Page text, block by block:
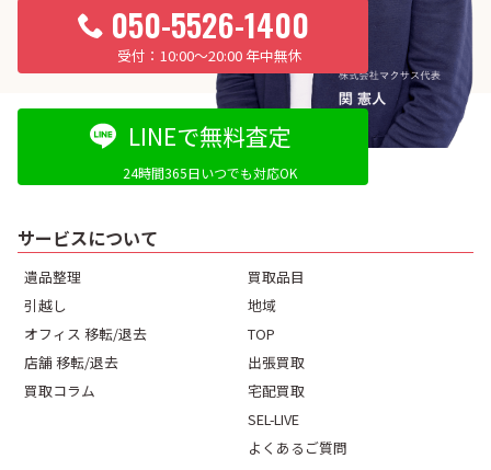
050-5526-1400
10:00〜20:00 年中無休
LINEで無料査定
24時間365日いつでも対応OK
サービスについて
遺品整理
引越し
オフィス 移転/退去
店舗 移転/退去
買取コラム
買取品目
地域
TOP
出張買取
宅配買取
SEL-LIVE
よくあるご質問